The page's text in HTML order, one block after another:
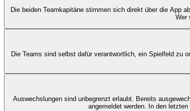
Die beiden Teamkapitäne stimmen sich direkt über die App
Wer
Die Teams sind selbst dafür verantwortlich, ein Spielfeld zu
Auswechslungen sind unbegrenzt erlaubt. Bereits
angemeldet werden. In den